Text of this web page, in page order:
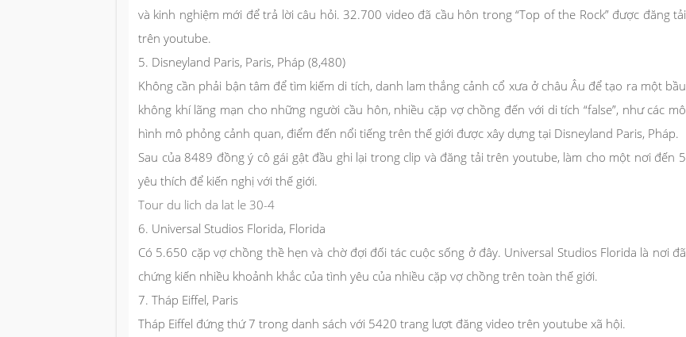
và kinh nghiệm mới để trả lời câu hỏi. 32.700 video đã cầu hôn trong “Top of the Rock” được đăng tải
trên youtube.
5. Disneyland Paris, Paris, Pháp (8,480)
Không cần phải bận tâm để tìm kiếm di tích, danh lam thắng cảnh cổ xưa ở châu Âu để tạo ra một bầu
không khí lãng mạn cho những người cầu hôn, nhiều cặp vợ chồng đến với di tích “false”, như các mô
hình mô phỏng cảnh quan, điểm đến nổi tiếng trên thế giới được xây dựng tại Disneyland Paris, Pháp.
Sau của 8489 đồng ý cô gái gật đầu ghi lại trong clip và đăng tải trên youtube, làm cho một nơi đến 5
yêu thích để kiến ​​nghị với thế giới.
Tour du lich da lat le 30-4
6. Universal Studios Florida, Florida
Có 5.650 cặp vợ chồng thề hẹn và chờ đợi đối tác cuộc sống ở đây. Universal Studios Florida là nơi đã
chứng kiến ​​nhiều khoảnh khắc của tình yêu của nhiều cặp vợ chồng trên toàn thế giới.
7. Tháp Eiffel, Paris
Tháp Eiffel đứng thứ 7 trong danh sách với 5420 trang lượt đăng video trên youtube xã hội.